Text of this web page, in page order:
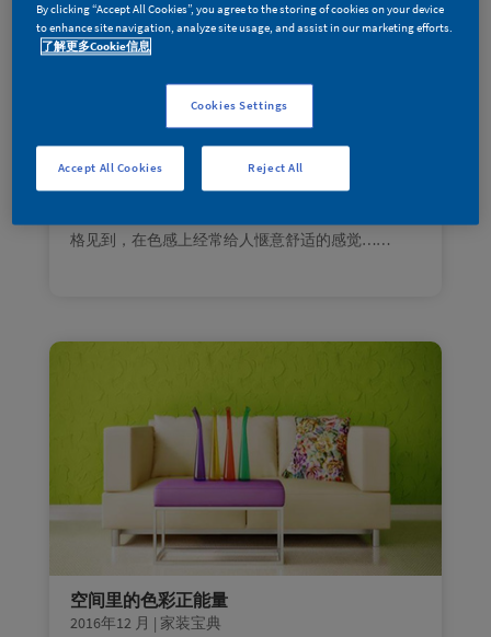
专业「涂」库 | 墙面配色怎么选
2022年6 月|
人一生三分之一的时间，几乎都是在家中卧室度
过。卧室的温馨舒适和配色就显得尤为重要。
搭配，统一整个空间。跚瑚钟绿作为墙面占比最大
的颜色让整个房间生机盎然，灵动清新。在配色
格见到，在色感上经常给人惬意舒适的感觉……
空间里的色彩正能量
2016年12 月 | 家装宝典
By clicking “Accept All Cookies”, you agree to the storing of cookies on your device
to enhance site navigation, analyze site usage, and assist in our marketing efforts.
了解更多Cookie信息
Cookies Settings
Reject All
Accept All Cookies